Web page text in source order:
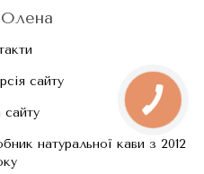
сайту
натуральної кави з 2012